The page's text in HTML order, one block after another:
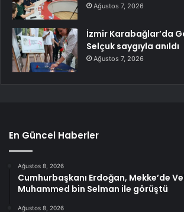
Ağustos 7, 2026
İzmir Karabağlar’da
Selçuk saygıyla anıldı
Ağustos 7, 2026
En Güncel Haberler
Ağustos 8, 2026
Cumhurbaşkanı Erdoğan, Mekke’de
Muhammed bin Selman ile görüştü
Ağustos 8, 2026